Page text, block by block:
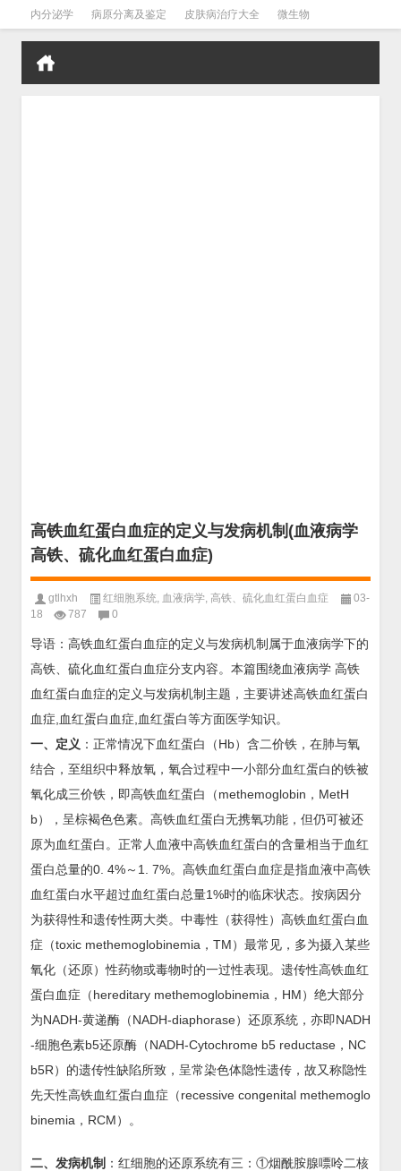
内分泌学 病原分离及鉴定 皮肤病治疗大全 微生物
皮肤病学 男科学 血液病学 心血管 口腔医学 禁戒毒品
高铁血红蛋白血症的定义与发病机制(血液病学
高铁、硫化血红蛋白血症)
gtlhxh 红细胞系统, 血液病学, 高铁、硫化血红蛋白血症
03-
18
787 0
导语：高铁血红蛋白血症的定义与发病机制属于血液病学下的
高铁、硫化血红蛋白血症分支内容。本篇围绕血液病学 高铁
血红蛋白血症的定义与发病机制主题，主要讲述高铁血红蛋白
血症,血红蛋白血症,血红蛋白等方面医学知识。
一、定义 ：正常情况下血红蛋白（Hb）含二价铁，在肺与氧
结合，至组织中释放氧，氧合过程中一小部分血红蛋白的铁被
氧化成三价铁，即高铁血红蛋白（methemoglobin，MetH
b），呈棕褐色色素。高铁血红蛋白无携氧功能，但仍可被还
原为血红蛋白。正常人血液中高铁血红蛋白的含量相当于血红
蛋白总量的0. 4%～1. 7%。高铁血红蛋白血症是指血液中高铁
血红蛋白水平超过血红蛋白总量1%时的临床状态。按病因分
为获得性和遗传性两大类。中毒性（获得性）高铁血红蛋白血
症（toxic methemoglobinemia，TM）最常见，多为摄入某些
氧化（还原）性药物或毒物时的一过性表现。遗传性高铁血红
蛋白血症（hereditary methemoglobinemia，HM）绝大部分
为NADH-黄递酶（NADH-diaphorase）还原系统，亦即NADH
-细胞色素b5还原酶（NADH-Cytochrome b5 reductase，NC
b5R）的遗传性缺陷所致，呈常染色体隐性遗传，故又称隐性
先天性高铁血红蛋白血症（recessive congenital methemoglo
binemia，RCM）。
二、发病机制 ：红细胞的还原系统有三：①烟酰胺腺嘌呤二核